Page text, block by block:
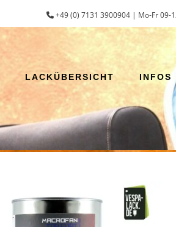
+49 (0) 7131 3900904 | Mo-Fr 09-
LACKÜBERSICHT INFOS